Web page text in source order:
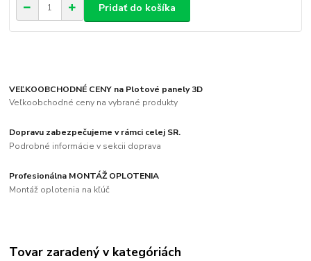
Pridať do košíka
VEĽKOOBCHODNÉ CENY na Plotové panely 3D
Veľkoobchodné ceny na vybrané produkty
Dopravu zabezpečujeme v rámci celej SR.
Podrobné informácie v sekcii doprava
Profesionálna MONTÁŽ OPLOTENIA
Montáž oplotenia na kľúč
Tovar zaradený v kategóriách